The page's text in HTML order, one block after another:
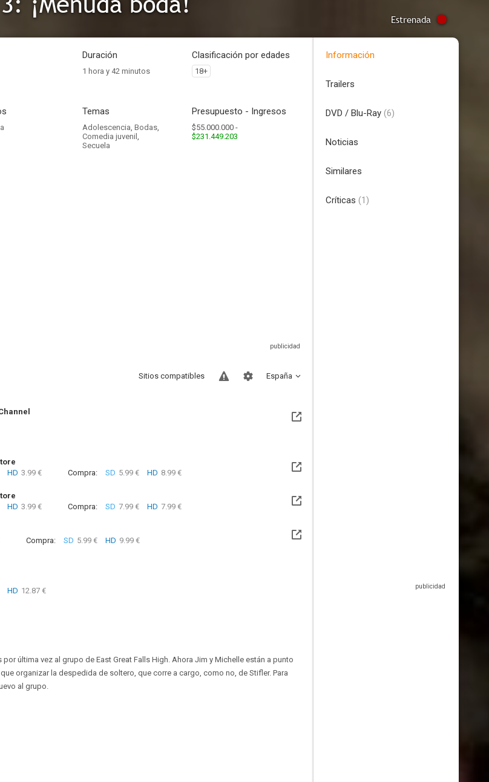
Estrenada
Duración
1 hora y 42 minutos
Clasificación por edades
18+
Temas
Adolescencia, Bodas,
Comedia juvenil ,
Secuela
Presupuesto - Ingresos
$55.000.000 -
$231.449.203
España
Sitios compatibles
HD 3.99 € Compra: SD 5.99 € HD 8.99 €
HD 3.99 € Compra: SD 7.99 € HD 7.99 €
Compra: SD 5.99 € HD 9.99 €
HD 12.87 €
última vez al grupo de East Great Falls High. Ahora Jim y Michelle están a punto
organizar la despedida de soltero, que corre a cargo, como no, de Stifler. Para
al grupo.
Información
Trailers
DVD / Blu-Ray (6)
Noticias
Similares
Críticas (1)